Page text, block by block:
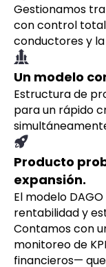
Gestionamos
con control
conductores y
Un modelo
Estructura de
para un rápido
Producto
expansión.
El modelo
rentabilidad y
Contamos con
monitoreo de
financieros—